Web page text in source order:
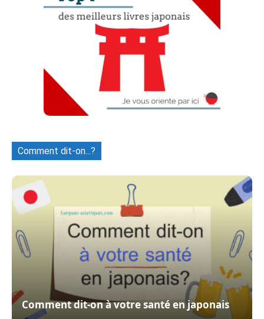
Comment dit-on...?
Comment dit-on à votre santé en japonais